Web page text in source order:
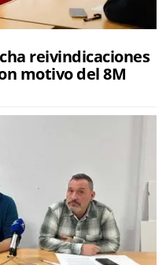
reivindicaciones
motivo del 8M